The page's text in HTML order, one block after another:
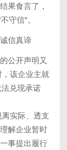
果食言了，
守信”。
公开声明又
该企业主就
兑现承诺
实际、透支
解企业暂时
事提出履行